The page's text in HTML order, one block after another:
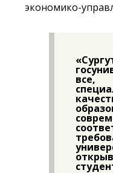
экономико-
все,